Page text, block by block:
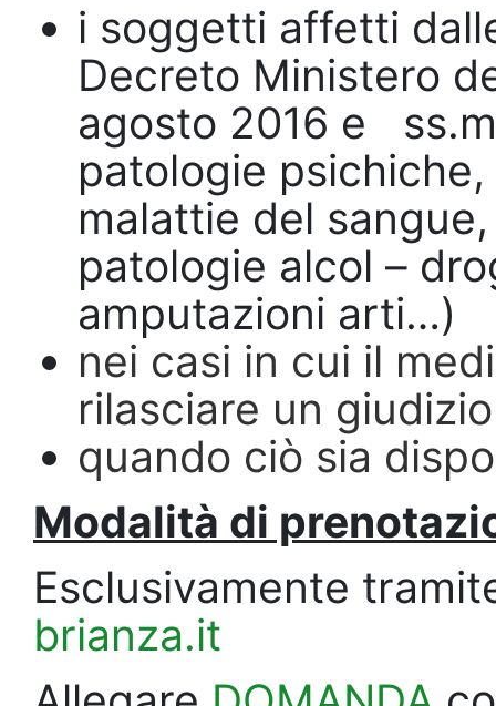
i soggetti affetti
Decreto Ministero
agosto 2016 e
patologie
malattie del
patologie alcol –
amputazioni arti…)
nei casi in cui il
rilasciare un
quando ciò sia
Modalità di
Esclusivamente
brianza.it